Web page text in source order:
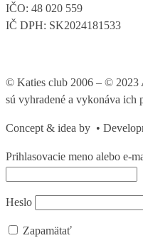
IČO: 48 020 559
IČ DPH: SK2024181533
© Katies club 2006 – © 2023
sú vyhradené a vykonáva ich
Concept & idea by •
Prihlasovacie meno alebo e-
Heslo
Zapamätať